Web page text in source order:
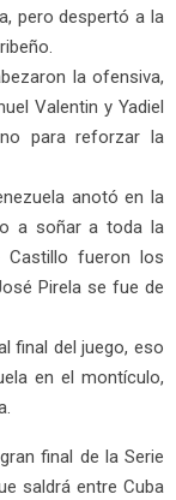
pero despertó a la
la ofensiva,
Valentin y Yadiel
para reforzar la
anotó en la
a soñar a toda la
Castillo fueron los
Pirela se fue de
final del juego, eso
en el montículo,
final de la Serie
saldrá entre Cuba